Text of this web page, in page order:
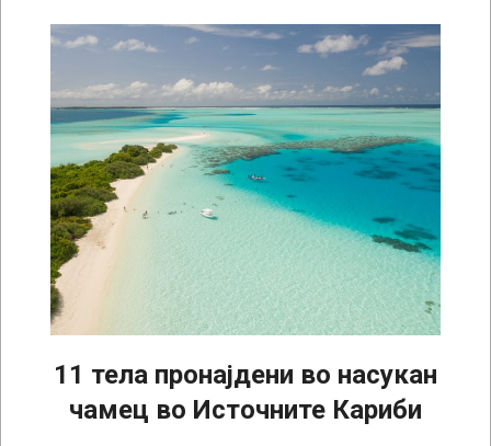
11 тела пронајдени во насукан
чамец во Источните Кариби